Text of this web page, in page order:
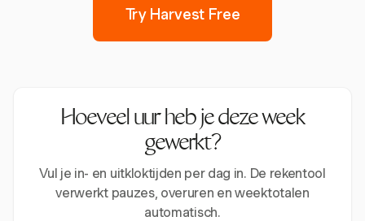
Try Harvest Free
Hoeveel uur heb je deze week
gewerkt?
Vul je in- en uitkloktijden per dag in. De rekentool
verwerkt pauzes, overuren en weektotalen
automatisch.